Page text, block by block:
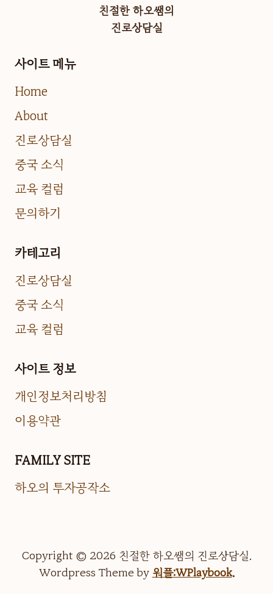
친절한 하오쌤의
진로상담실
사이트 메뉴
Home
About
진로상담실
중국 소식
교육 컬럼
문의하기
카테고리
진로상담실
중국 소식
교육 컬럼
사이트 정보
개인정보처리방침
이용약관
FAMILY SITE
하오의 투자공작소
Copyright © 2026 친절한 하오쌤의 진로상담실.
Wordpress Theme by 워플:WPlaybook.